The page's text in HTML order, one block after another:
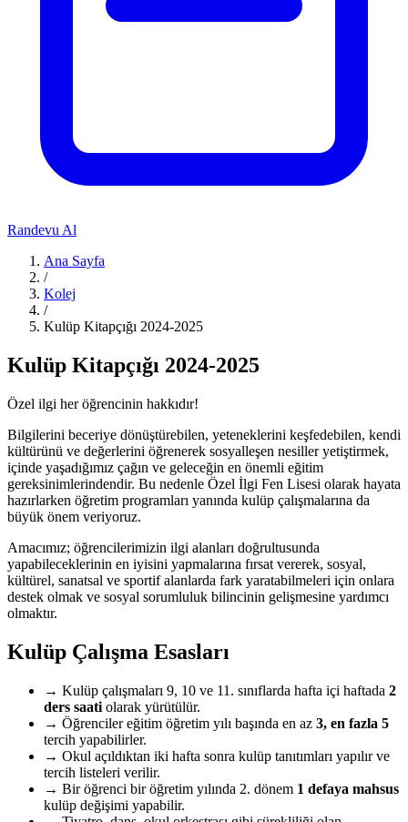
Randevu Al
Ana Sayfa
/
Kolej
/
Kulüp Kitapçığı 2024-2025
Kulüp Kitapçığı 2024-2025
Özel ilgi her öğrencinin hakkıdır!
Bilgilerini beceriye dönüştürebilen, yeteneklerini keşfedebilen, kendi
kültürünü ve değerlerini öğrenerek sosyalleşen nesiller yetiştirmek,
içinde yaşadığımız çağın ve geleceğin en önemli eğitim
gereksinimlerindendir. Bu nedenle Özel İlgi Fen Lisesi olarak hayata
hazırlarken öğretim programları yanında kulüp çalışmalarına da
büyük önem veriyoruz.
Amacımız; öğrencilerimizin ilgi alanları doğrultusunda
yapabileceklerinin en iyisini yapmalarına fırsat vererek, sosyal,
kültürel, sanatsal ve sportif alanlarda fark yaratabilmeleri için onlara
destek olmak ve sosyal sorumluluk bilincinin gelişmesine yardımcı
olmaktır.
Kulüp Çalışma Esasları
→ Kulüp çalışmaları 9, 10 ve 11. sınıflarda hafta içi haftada 2
ders saati olarak yürütülür.
→ Öğrenciler eğitim öğretim yılı başında en az 3, en fazla 5
tercih yapabilirler.
→ Okul açıldıktan iki hafta sonra kulüp tanıtımları yapılır ve
tercih listeleri verilir.
→ Bir öğrenci bir öğretim yılında 2. dönem 1 defaya mahsus
kulüp değişimi yapabilir.